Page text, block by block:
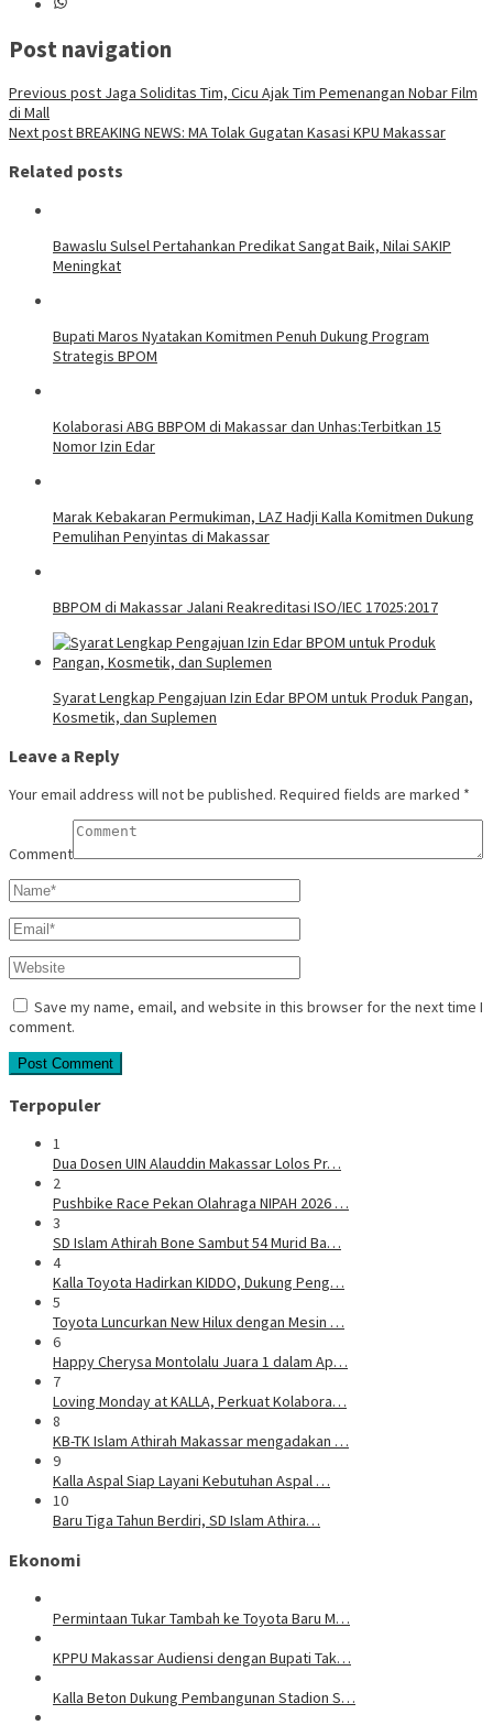
Post navigation
Previous post Jaga Soliditas Tim, Cicu Ajak Tim Pemenangan Nobar Film
di Mall
Next postBREAKING NEWS: MA Tolak Gugatan Kasasi KPU Makassar
Related posts
Bawaslu Sulsel Pertahankan Predikat Sangat Baik, Nilai SAKIP
Meningkat
Bupati Maros Nyatakan Komitmen Penuh Dukung Program
Strategis BPOM
Kolaborasi ABG BBPOM di Makassar dan Unhas:Terbitkan 15
Nomor Izin Edar
Marak Kebakaran Permukiman, LAZ Hadji Kalla Komitmen Dukung
Pemulihan Penyintas di Makassar
BBPOM di Makassar Jalani Reakreditasi ISO/IEC 17025:2017
Syarat Lengkap Pengajuan Izin Edar BPOM untuk Produk Pangan,
Kosmetik, dan Suplemen
Leave a Reply
Your email address will not be published. Required fields are marked *
Comment
Save my name, email, and website in this browser for the next time I
comment.
Terpopuler
1
Dua Dosen UIN Alauddin Makassar Lolos Pr…
2
Pushbike Race Pekan Olahraga NIPAH 2026 …
3
SD Islam Athirah Bone Sambut 54 Murid Ba…
4
Kalla Toyota Hadirkan KIDDO, Dukung Peng…
5
Toyota Luncurkan New Hilux dengan Mesin …
6
Happy Cherysa Montolalu Juara 1 dalam Ap…
7
Loving Monday at KALLA, Perkuat Kolabora…
8
KB-TK Islam Athirah Makassar mengadakan …
9
Kalla Aspal Siap Layani Kebutuhan Aspal …
10
Baru Tiga Tahun Berdiri, SD Islam Athira…
Ekonomi
Permintaan Tukar Tambah ke Toyota Baru M…
KPPU Makassar Audiensi dengan Bupati Tak…
Kalla Beton Dukung Pembangunan Stadion S…